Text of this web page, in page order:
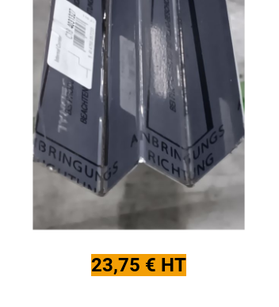
23,75 € HT